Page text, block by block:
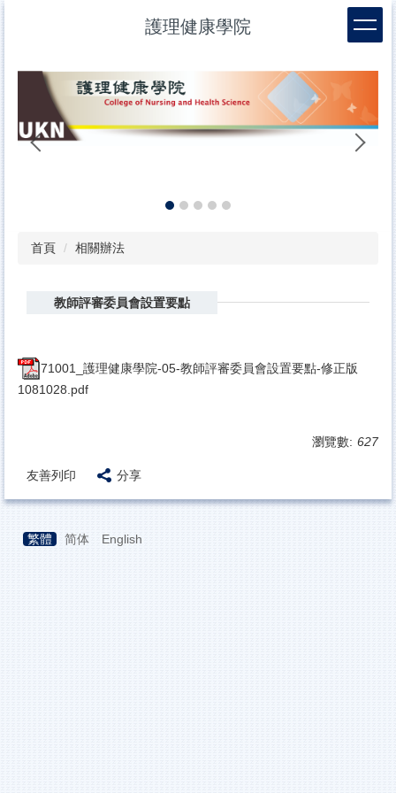
要
區
護理健康學院
首頁 相關辦法
教師評審委員會設置要點
71001_護理健康學院-05-教師評審委員會設置要點-修正版
1081028.pdf
瀏覽數: 627
友善列印 分享
繁體 简体 English